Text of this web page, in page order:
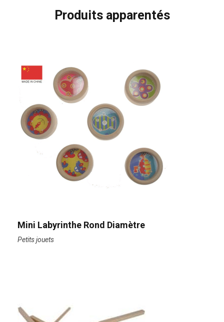
Produits apparentés
Mini Labyrinthe Rond Diamètre
Petits jouets